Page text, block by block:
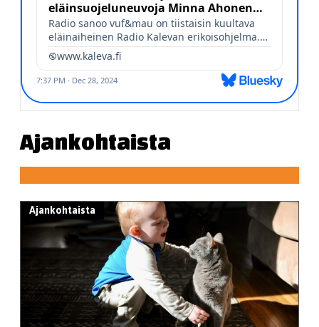
Ajankohtaista
Ajankohtaista